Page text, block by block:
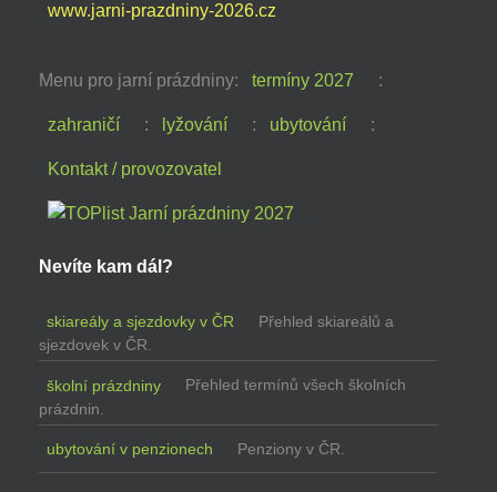
www.jarni-prazdniny-2026.cz
Menu pro jarní prázdniny: termíny 2027 :
zahraničí : lyžování : ubytování :
Kontakt / provozovatel
Nevíte kam dál?
skiareály a sjezdovky v ČR
Přehled skiareálů a
sjezdovek v ČR.
školní prázdniny
Přehled termínů všech školních
prázdnin.
ubytování v penzionech Penziony v ČR.